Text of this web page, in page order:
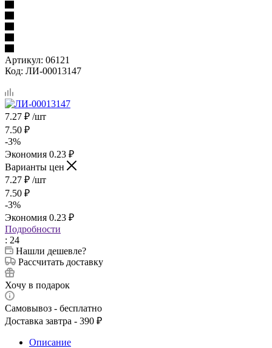
Артикул: 06121
Код: ЛИ-00013147
7.27 ₽ /шт
7.50 ₽
-3%
Экономия 0.23 ₽
Варианты цен
7.27 ₽ /шт
7.50 ₽
-3%
Экономия 0.23 ₽
Подробности
: 24
Нашли дешевле?
Рассчитать доставку
Хочу в подарок
Самовывоз - бесплатно
Доставка завтра - 390 ₽
Описание